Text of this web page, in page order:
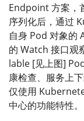
Endpoint 方案，
序列化后，通过
自身 Pod 对象的
的 Watch 接口观
lable [见上图]
康检查、服务上
仅使用
中心的功能特性。